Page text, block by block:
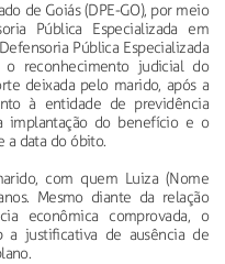
de Goiás (DPE-GO), por meio
Pública Especializada em
Pública Especializada
o reconhecimento judicial do
deixada pelo marido, após a
à entidade de previdência
implantação do benefício e o
a data do óbito.
com quem Luiza (Nome
Mesmo diante da relação
econômica comprovada, o
a justificativa de ausência de